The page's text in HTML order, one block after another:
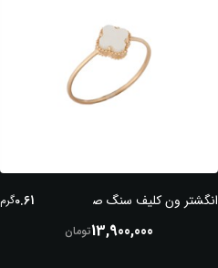
انگشتر ون کلیف سنگ صدفی 0.61گرم
13,900,000تومان